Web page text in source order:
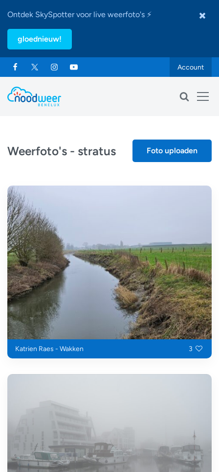
Ontdek SkySpotter voor live weerfoto's ⚡
gloednieuw!
Account
Weerfoto's - stratus Foto uploaden
Katrien Raes - Wakken 3